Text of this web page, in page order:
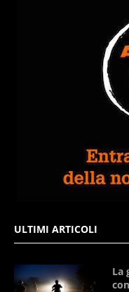
ULTIMI ARTICOLI
La